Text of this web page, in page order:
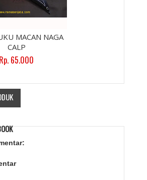
MACAN NAGA
CALP
Rp. 65.000